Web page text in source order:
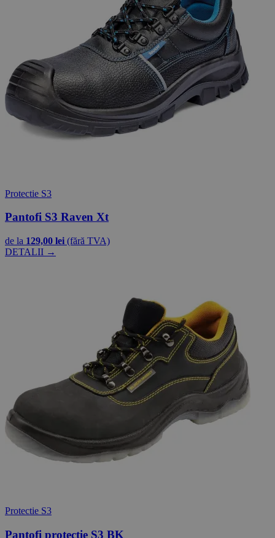
Protectie S3
Pantofi S3 Raven Xt
de la 129,00 lei (fără TVA)
DETALII →
Protectie S3
Pantofi protectie S3 BK